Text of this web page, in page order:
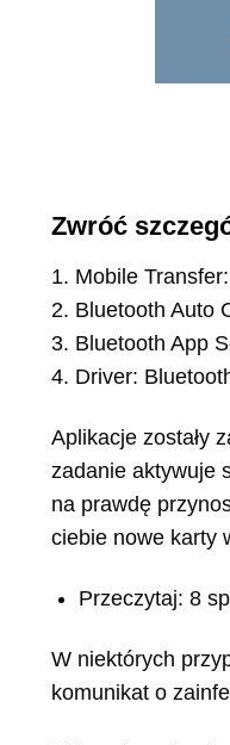
Zwróć
1. Mobile
2. Bluetooth Auto
3. Bluetooth App
4. Driver:
Aplikacje zostały
zadanie aktywuje
na prawdę
ciebie nowe karty
Przeczytaj: 8
W niektórych
komunikat o